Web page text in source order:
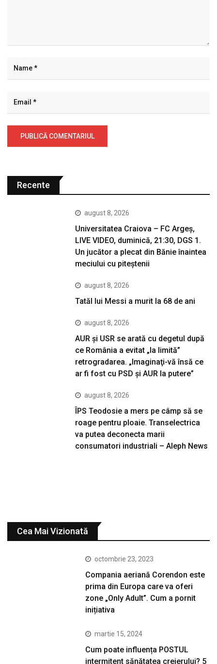
Recente
august 8, 2026
Universitatea Craiova – FC Argeș,
LIVE VIDEO, duminică, 21:30, DGS 1.
Un jucător a plecat din Bănie înaintea
meciului cu piteștenii
august 8, 2026
Tatăl lui Messi a murit la 68 de ani
august 8, 2026
AUR și USR se arată cu degetul după
ce România a evitat „la limită”
retrogradarea. „Imaginaţi-vă însă ce
ar fi fost cu PSD şi AUR la putere”
august 8, 2026
ÎPS Teodosie a mers pe câmp să se
roage pentru ploaie. Transelectrica
va putea deconecta marii
consumatori industriali – Aleph News
Cea Mai Vizionată
octombrie 23, 2023
Compania aeriană Corendon este
prima din Europa care va oferi
zone „Only Adult”. Cum a pornit
inițiativa
martie 15, 2024
Cum poate influența POSTUL
intermitent sănătatea creierului? 5